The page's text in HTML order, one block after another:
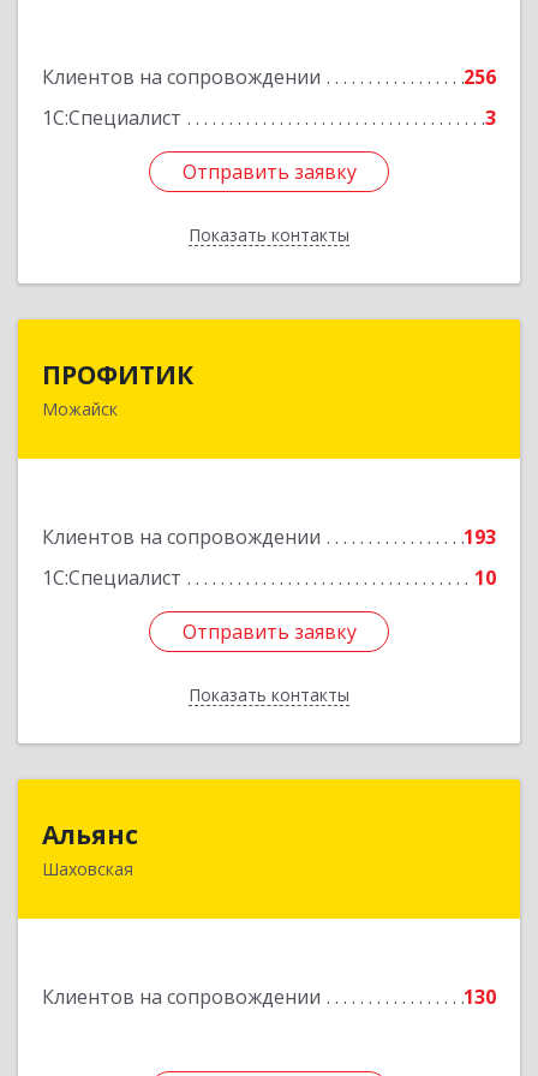
Клиентов на сопровождении
256
1С:Специалист
3
Отправить заявку
Показать контакты
Отправить заявку
Назад
ПРОФИТИК
Можайск
Клиентов на сопровождении
193
1С:Специалист
10
Отправить заявку
Показать контакты
143200, Московская обл, Можайский р-н,
Отправить заявку
Назад
Альянс
Шаховская
Клиентов на сопровождении 130
143700, Московская обл, Шаховской р-н,